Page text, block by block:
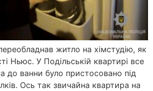
житло на хімстудію, як
Ньюс. У Подільській квартирі все
до ванни було пристосовано під
Ось так звичайна квартира на